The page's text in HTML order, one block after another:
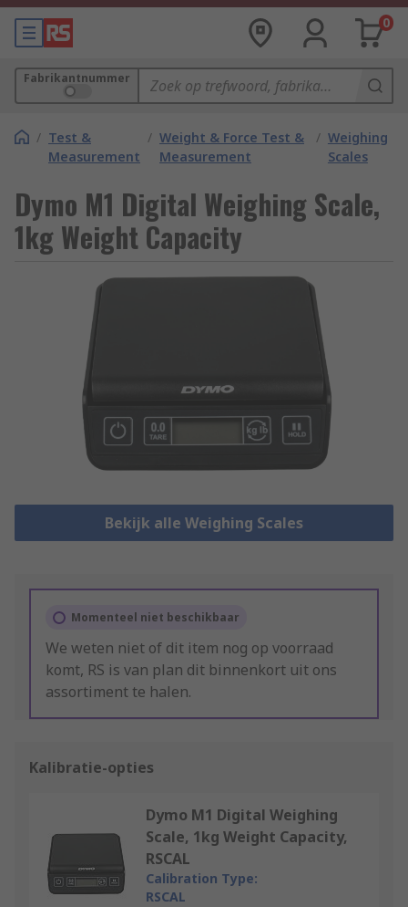
0
Fabrikantnummer
/ Test &
Measurement
/ Weight & Force Test &
Measurement
/ Weighing
Scales
Dymo M1 Digital Weighing Scale,
1kg Weight Capacity
Bekijk alle Weighing Scales
Momenteel niet beschikbaar
We weten niet of dit item nog op voorraad
komt, RS is van plan dit binnenkort uit ons
assortiment te halen.
Kalibratie-opties
Dymo M1 Digital Weighing
Scale, 1kg Weight Capacity,
RSCAL
Calibration Type:
RSCAL